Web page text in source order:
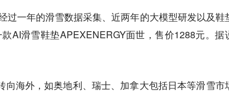
过一年的滑雪数据采集、近两年的大模型研发以及鞋
AI滑雪鞋垫APEXENERGY面世，售价1288元。据
海外，如奥地利、瑞士、加拿大包括日本等滑雪市